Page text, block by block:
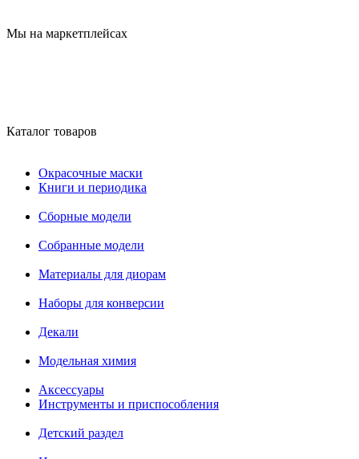
Мы на маркетплейсах
Каталог товаров
Окрасочные маски
Книги и периодика
Сборные модели
Собранные модели
Материалы для диорам
Наборы для конверсии
Декали
Модельная химия
Аксессуары
Инструменты и приспособления
Детский раздел